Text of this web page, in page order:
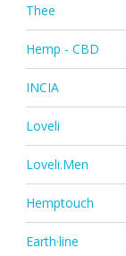
Thee
Hemp - CBD
INCIA
Loveli
Loveli.Men
Hemptouch
Earth·line